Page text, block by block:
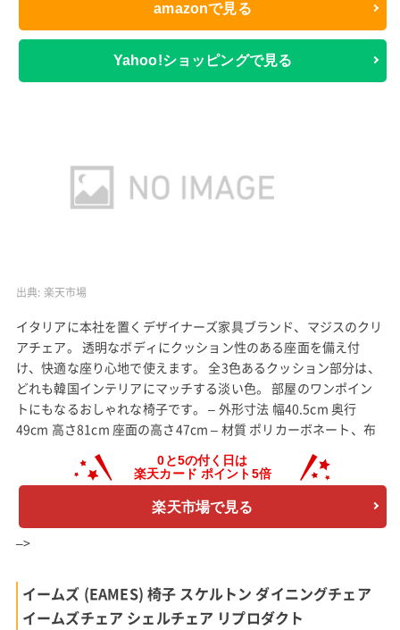
amazonで見る
Yahoo!ショッピングで見る
出典: 楽天市場
イタリアに本社を置くデザイナーズ家具ブランド、マジスのクリ
アチェア。 透明なボディにクッション性のある座面を備え付
け、快適な座り心地で使えます。 全3色あるクッション部分は、
どれも韓国インテリアにマッチする淡い色。 部屋のワンポイン
トにもなるおしゃれな椅子です。 – 外形寸法 幅40.5cm 奥行
49cm 高さ81cm 座面の高さ47cm – 材質 ポリカーボネート、布
楽天市場で見る
–>
イームズ (EAMES) 椅子 スケルトン ダイニングチェア
イームズチェア シェルチェア リプロダクト